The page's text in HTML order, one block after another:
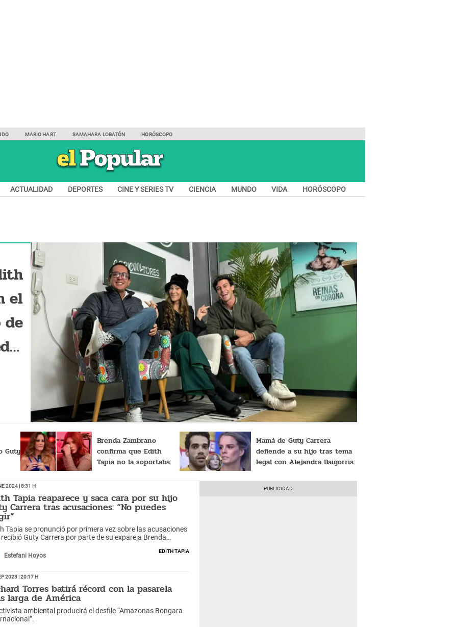
MARIO HART SAMAHARA LOBATÓN HORÓSCOPO
ACTUALIDAD DEPORTES CINE Y SERIES TV CIENCIA MUNDO VIDA HORÓSCOPO
el
de
Guty
Brenda Zambrano
confirma que Edith
Tapia no la soportaba:
Mamá de Guty Carrera
defiende a su hijo tras tema
legal con Alejandra Baigorria:
2024 | 8:31 h
Tapia reaparece y saca cara por su hijo
Carrera tras acusaciones: “No puedes
Tapia se pronunció por primera vez sobre las acusaciones
Guty Carrera por parte de su expareja Brenda
Estefani Hoyos
Edith Tapia
2023 | 20:17 h
Torres batirá récord con la pasarela
larga de América
ambiental producirá el desfile “Amazonas Bongara